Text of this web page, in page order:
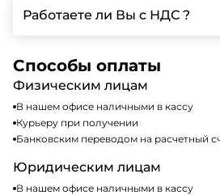
включая наличные, банковские
кредитные карты. Подробную
Работаете ли Вы с НДС ?
налогообложения, т.е с НДС 20%
Способы оплаты
Физическим лицам
В нашем офисе наличными в кассу
Курьеру при получении
Банковским переводом на расчетный
Юридическим лицам
В нашем офисе наличными в кассу